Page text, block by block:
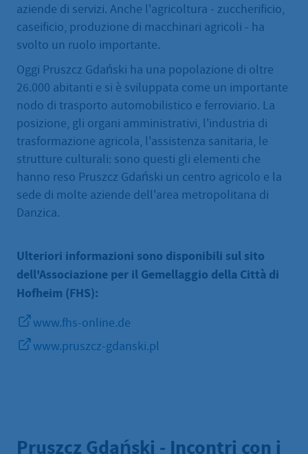
aziende di servizi. Anche l'agricoltura - zuccherificio,
caseificio, produzione di macchinari agricoli - ha
svolto un ruolo importante.
Oggi Pruszcz Gdański ha una popolazione di oltre
26.000 abitanti e si è sviluppata come un importante
nodo di trasporto automobilistico e ferroviario. La
posizione, gli organi amministrativi, l'industria di
trasformazione agricola, l'assistenza sanitaria, le
strutture culturali: sono questi gli elementi che
hanno reso Pruszcz Gdański un centro agricolo e la
sede di molte aziende dell'area metropolitana di
Danzica.
Ulteriori informazioni sono disponibili sul sito
dell'Associazione per il Gemellaggio della Città di
Hofheim (FHS):
www.fhs-online.de
www.pruszcz-gdanski.pl
Pruszcz Gdański - Incontri con i